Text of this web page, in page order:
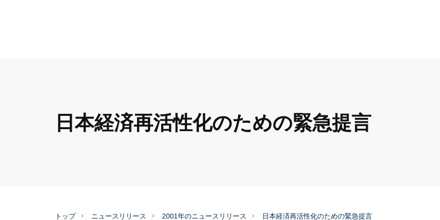
日本経済再活性化のための緊急提言
トップ ニュースリリース 2001年のニュースリリース 日本経済再活性化のための緊急提言